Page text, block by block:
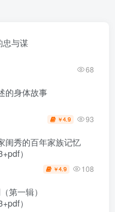
忠与谋
68
的身体故事
￥4.9 93
闺秀的百年家族记忆
）
￥4.9 108
第一辑）
）